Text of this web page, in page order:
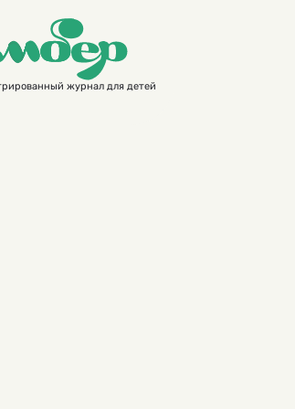
журнал для детей